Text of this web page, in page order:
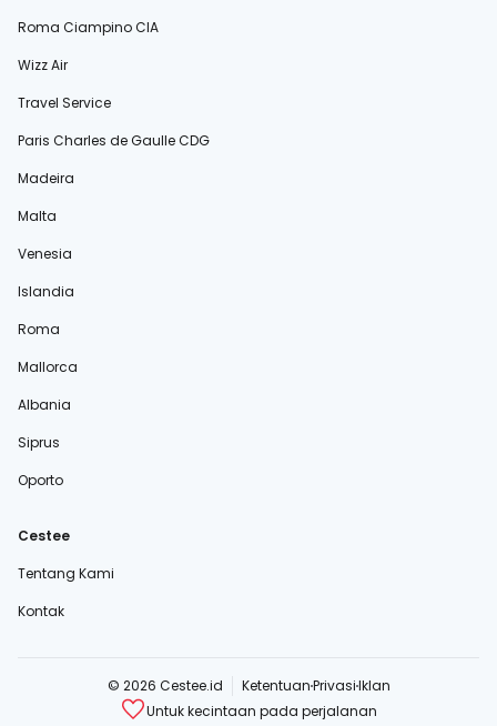
Roma Ciampino CIA
Wizz Air
Travel Service
Paris Charles de Gaulle CDG
Madeira
Malta
Venesia
Islandia
Roma
Mallorca
Albania
Siprus
Oporto
Cestee
Tentang Kami
Kontak
© 2026 Cestee.id KetentuanPrivasiIklan
Untuk kecintaan pada perjalanan